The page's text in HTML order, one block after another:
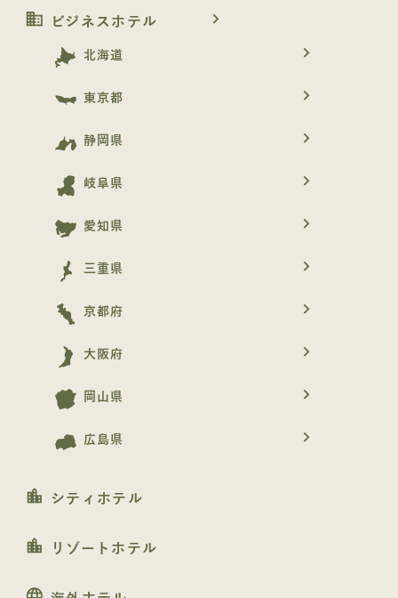
business ビジネスホテル navigate_next
北海道 navigate_next
東京都 navigate_next
静岡県 navigate_next
岐阜県 navigate_next
愛知県 navigate_next
三重県 navigate_next
京都府 navigate_next
大阪府 navigate_next
岡山県 navigate_next
広島県 navigate_next
location_city シティホテル
location_city リゾートホテル